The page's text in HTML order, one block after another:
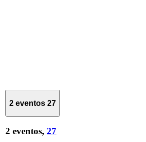
2 eventos 27
2 eventos, 27